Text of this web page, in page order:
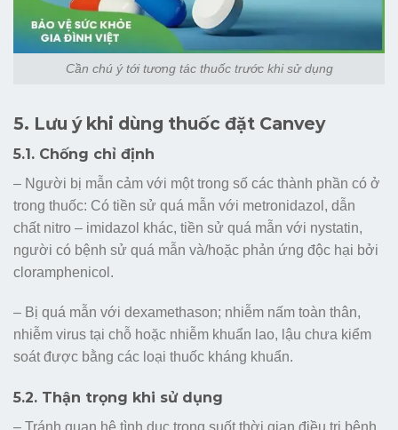
Cần chú ý tới tương tác thuốc trước khi sử dụng
5. Lưu ý khi dùng thuốc đặt Canvey
5.1. Chống chỉ định
– Người bị mẫn cảm với một trong số các thành phần có ở
trong thuốc: Có tiền sử quá mẫn với metronidazol, dẫn
chất nitro – imidazol khác, tiền sử quá mẫn với nystatin,
người có bệnh sử quá mẫn và/hoặc phản ứng độc hại bởi
cloramphenicol.
– Bị quá mẫn với dexamethason; nhiễm nấm toàn thân,
nhiễm virus tại chỗ hoặc nhiễm khuẩn lao, lậu chưa kiểm
soát được bằng các loại thuốc kháng khuẩn.
5.2. Thận trọng khi sử dụng
– Tránh quan hệ tình dục trong suốt thời gian điều trị bệnh.